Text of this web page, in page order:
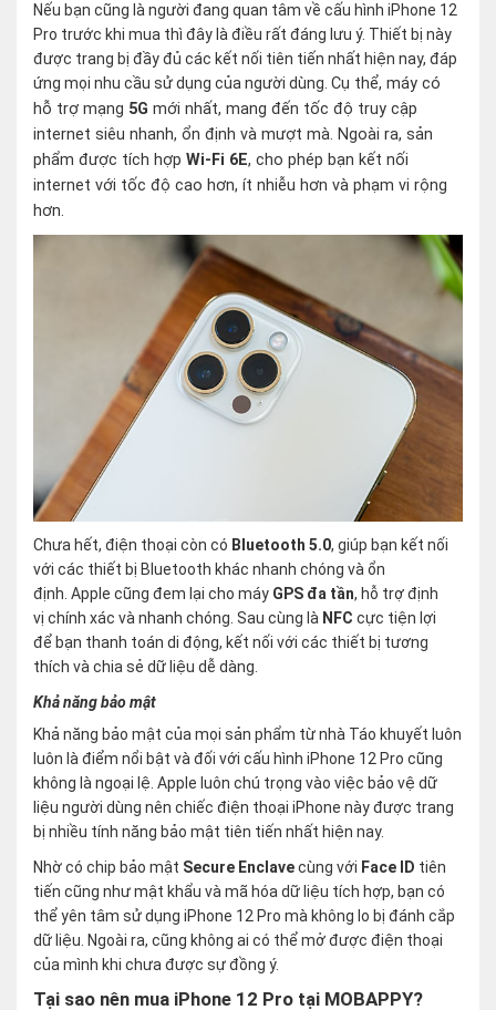
Nếu bạn cũng là người đang quan tâm về cấu hình iPhone 12
Pro trước khi mua thì đây là điều rất đáng lưu ý. Thiết bị này
được trang bị đầy đủ các kết nối tiên tiến nhất hiện nay, đáp
ứng mọi nhu cầu sử dụng của người dùng. Cụ thể, máy có
hỗ trợ mạng 5G mới nhất, mang đến tốc độ truy cập
internet siêu nhanh, ổn định và mượt mà. Ngoài ra, sản
phẩm được tích hợp Wi-Fi 6E, cho phép bạn kết nối
internet với tốc độ cao hơn, ít nhiễu hơn và phạm vi rộng
hơn.
Chưa hết, điện thoại còn có Bluetooth 5.0, giúp bạn kết nối
với các thiết bị Bluetooth khác nhanh chóng và ổn
định. Apple cũng đem lại cho máy GPS đa tần, hỗ trợ định
vị chính xác và nhanh chóng. Sau cùng là NFC cực tiện lợi
để bạn thanh toán di động, kết nối với các thiết bị tương
thích và chia sẻ dữ liệu dễ dàng.
Khả năng bảo mật
Khả năng bảo mật của mọi sản phẩm từ nhà Táo khuyết luôn
luôn là điểm nổi bật và đối với cấu hình iPhone 12 Pro cũng
không là ngoại lệ. Apple luôn chú trọng vào việc bảo vệ dữ
liệu người dùng nên chiếc điện thoại iPhone này được trang
bị nhiều tính năng bảo mật tiên tiến nhất hiện nay.
Nhờ có chip bảo mật Secure Enclavecùng với Face ID tiên
tiến cũng như mật khẩu và mã hóa dữ liệu tích hợp, bạn có
thể yên tâm sử dụng iPhone 12 Pro mà không lo bị đánh cắp
dữ liệu. Ngoài ra, cũng không ai có thể mở được điện thoại
của mình khi chưa được sự đồng ý.
Tại sao nên mua iPhone 12 Pro tại MOBAPPY?